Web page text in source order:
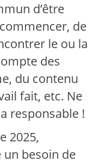
d’être
de
le ou la
des
du contenu
fait, etc. Ne
responsable !
2025,
besoin de